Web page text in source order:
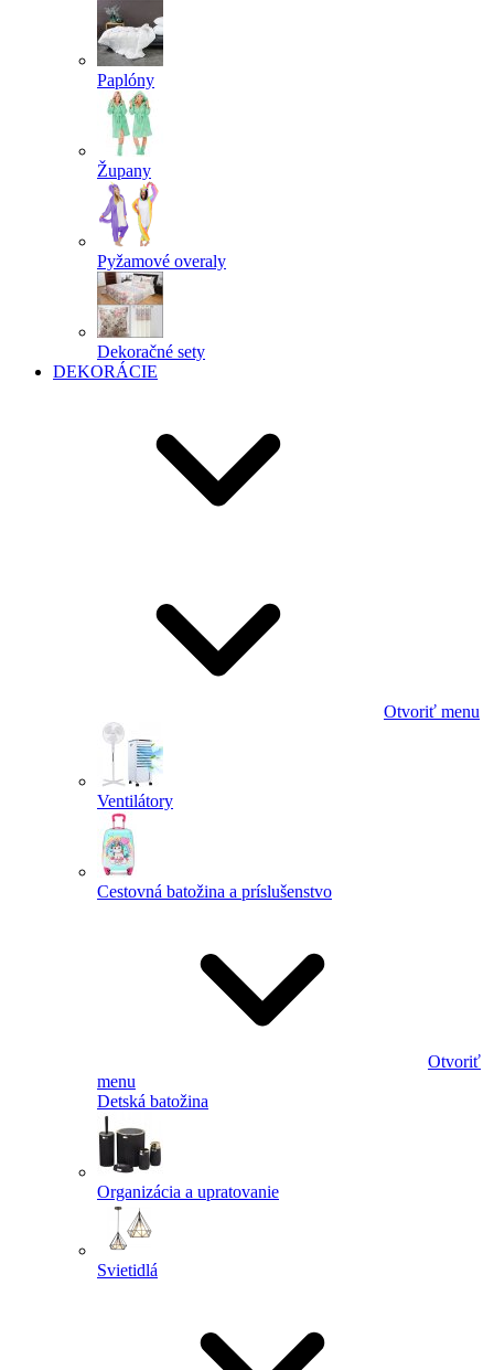
Paplóny
Župany
Pyžamové overaly
Dekoračné sety
DEKORÁCIE
Otvoriť menu
Ventilátory
Cestovná batožina a príslušenstvo
Otvoriť
menu
Detská batožina
Organizácia a upratovanie
Svietidlá